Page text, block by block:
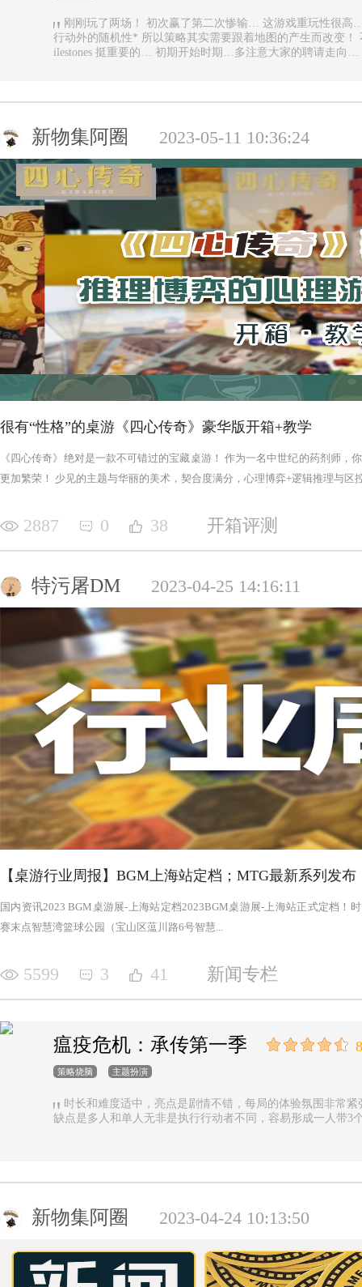
刚刚玩了两场！ 初次赢了第二次惨输… 这游戏重玩性很高… 主要是唯一的随机性是地图… 除了玩家
行动外的随机性* 所以策略其实需要跟着地图的产生而改变！ 不能一直使用一样的科技书！ 然后记得m
ilestones 挺重要的… 初期开始时期…多注意大家的聘请走向
新物集阿圈 2023-05-11 10:36:24
很有“性格”的桌游《四心传奇》豪华版开箱+教学
《四心传奇》绝对是一款不可错过的宝藏桌游！ 作为一名中世纪的药剂师，
更加繁荣！ 少见的主题与华丽的美术，契合度满分，心理博弈+逻辑推理与区
2887 0 38 开箱评测
特污屠DM 2023-04-25 14:16:11
【桌游行业周报】BGM上海站定档；MTG最新系列发布
国内资讯2023 BGM桌游展-上海站定档2023BGM桌游展-上海站正式定档！
赛末点智慧湾篮球公园（宝山区蕰川路6号智慧...
5599 3 41 新闻专栏
瘟疫危机：承传第一季
策略烧脑 主题扮演
时长和难度适中，亮点是剧情不错，每局的体验氛围非常
缺点是多人和单人无非是执行行动者不同，容易形成一人带3
新物集阿圈 2023-04-24 10:13:50